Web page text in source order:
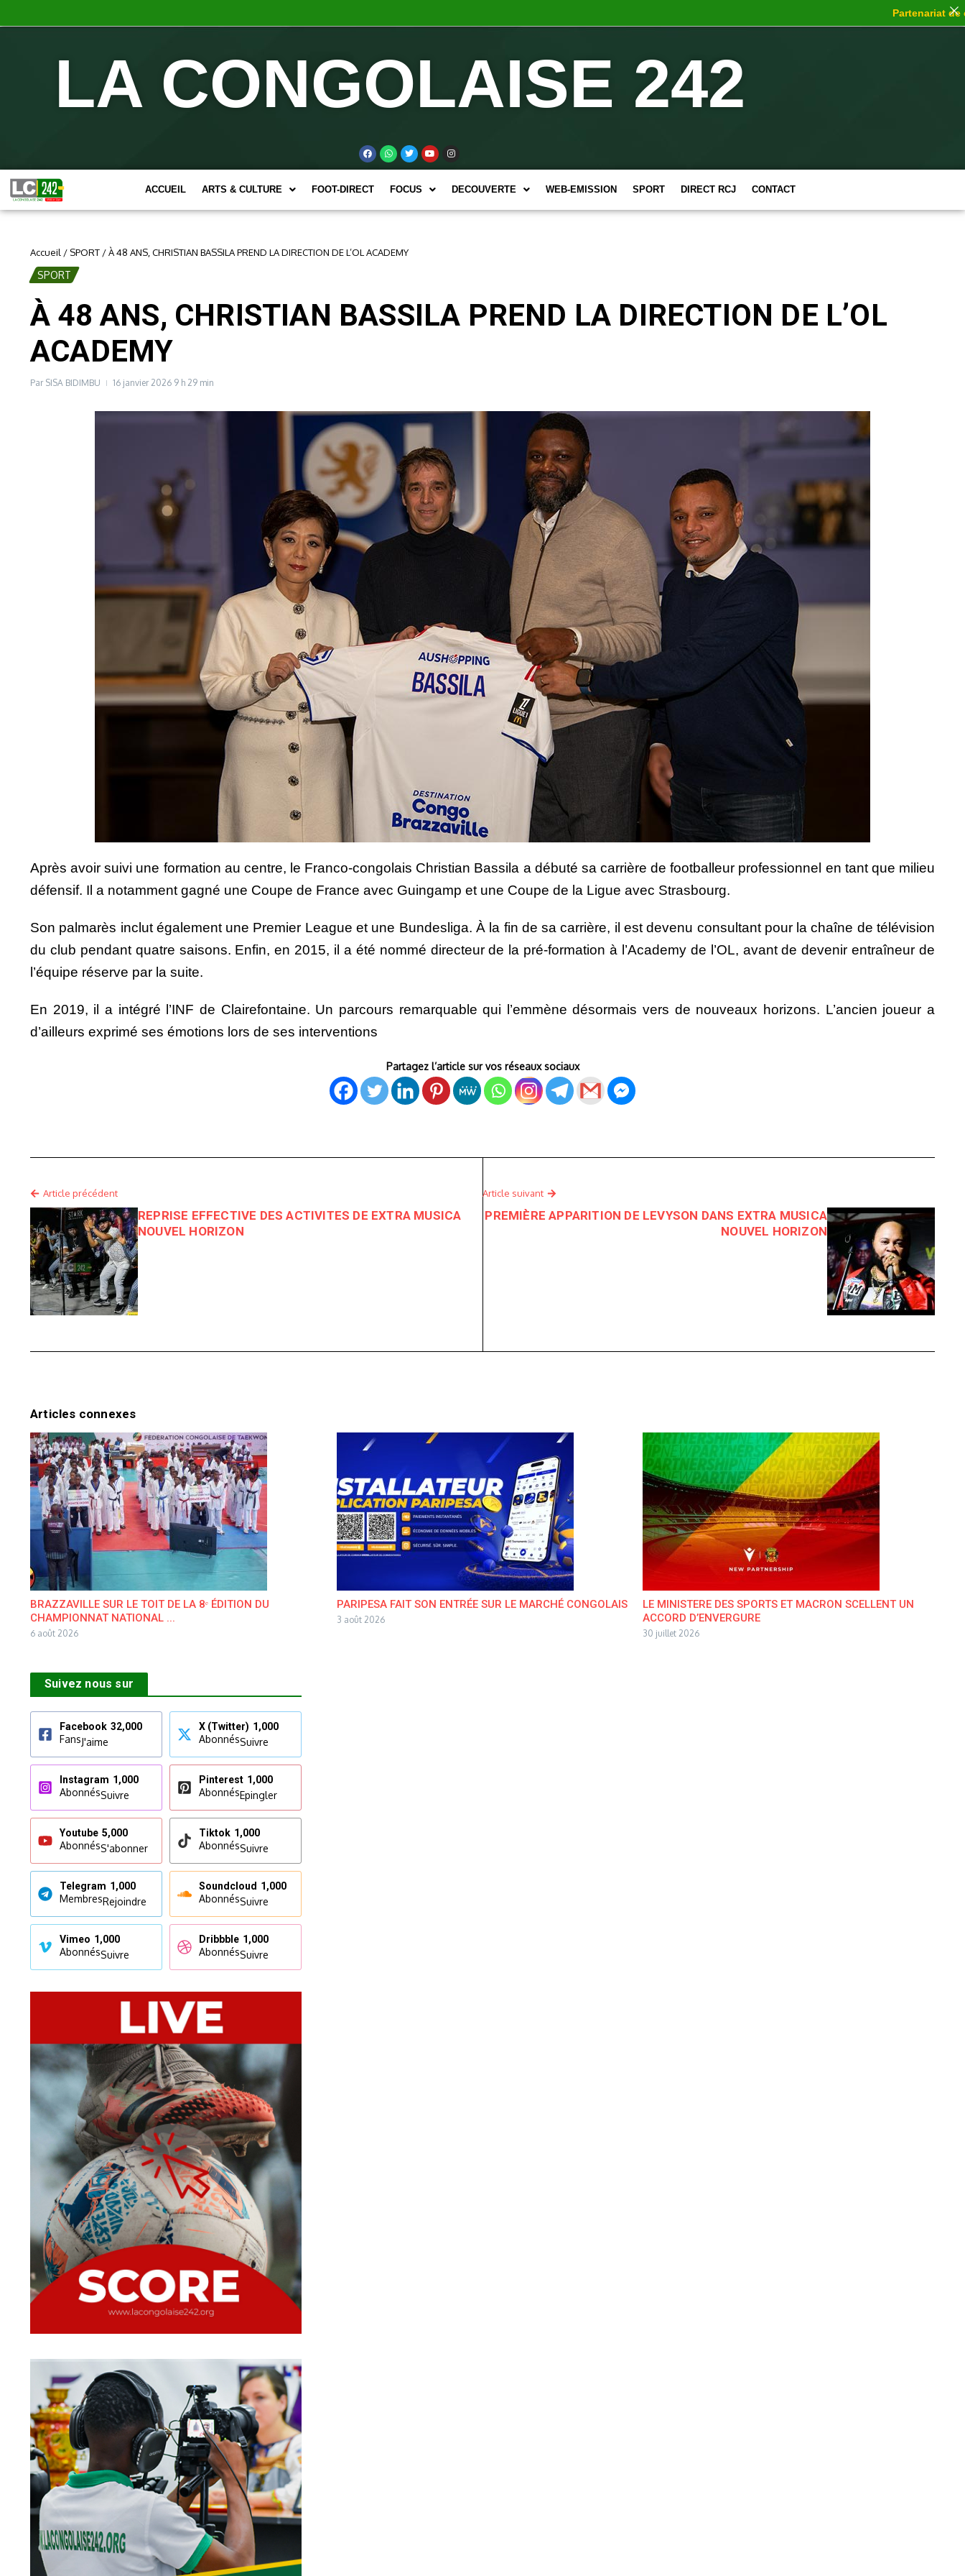
LA CONGOLAISE 242
ACCUEIL ARTS & CULTURE FOOT-DIRECT FOCUS DECOUVERTE WEB-EMISSION SPORT DIRECT RCJ CONTACT
Accueil / SPORT /À 48 ANS, CHRISTIAN BASSILA PREND LA DIRECTION DE L’OL ACADEMY
SPORT
À 48 ANS, CHRISTIAN BASSILA PREND LA DIRECTION DE L’OL
ACADEMY
Par SISA BIDIMBU 16 janvier 2026 9 h 29 min
Après avoir suivi une formation au centre, le Franco-congolais Christian Bassila a débuté sa carrière de footballeur professionnel en tant que milieu
défensif. Il a notamment gagné une Coupe de France avec Guingamp et une Coupe de la Ligue avec Strasbourg.
Son palmarès inclut également une Premier League et une Bundesliga. À la fin de sa carrière, il est devenu consultant pour la chaîne de télévision
du club pendant quatre saisons. Enfin, en 2015, il a été nommé directeur de la pré-formation à l’Academy de l’OL, avant de devenir entraîneur de
l’équipe réserve par la suite.
En 2019, il a intégré l’INF de Clairefontaine. Un parcours remarquable qui l’emmène désormais vers de nouveaux horizons. L’ancien joueur a
d’ailleurs exprimé ses émotions lors de ses interventions
Partagez l’article sur vos réseaux sociaux
Article précédent
REPRISE EFFECTIVE DES ACTIVITES DE EXTRA MUSICA
NOUVEL HORIZON
Article suivant
PREMIÈRE APPARITION DE LEVYSON DANS EXTRA MUSICA
NOUVEL HORIZON
Articles connexes
BRAZZAVILLE SUR LE TOIT DE LA 8ᵉ ÉDITION DU
CHAMPIONNAT NATIONAL ...
6 août 2026
PARIPESA FAIT SON ENTRÉE SUR LE MARCHÉ CONGOLAIS
3 août 2026
LE MINISTERE DES SPORTS ET MACRON SCELLENT UN
ACCORD D’ENVERGURE
30 juillet 2026
Suivez nous sur
Facebook 32,000
FansJ'aime
X (Twitter) 1,000
AbonnésSuivre
Instagram 1,000
AbonnésSuivre
Pinterest 1,000
AbonnésEpingler
Youtube 5,000
AbonnésS'abonner
Tiktok 1,000
AbonnésSuivre
Telegram 1,000
MembresRejoindre
Soundcloud 1,000
AbonnésSuivre
Vimeo 1,000
AbonnésSuivre
Dribbble 1,000
AbonnésSuivre
Partenariat de choc